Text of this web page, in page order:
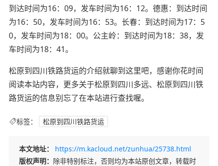
到达时间为16：09，发车时间为16：12。德惠：到达时间
为16：50，发车时间为16：53。长春：到达时间为17：5
0，发车时间为18：00。公主岭：到达时间为18：38，发
车时间为18：41。
松原到四川铁路货运的介绍就聊到这里吧，感谢你花时间
阅读本站内容，更多关于松原到四川多远、松原到四川铁
路货运的信息别忘了在本站进行查找喔。
标签： 松原到四川铁路货运
本文地址：
https://m.kacloud.net/zunhua/25738.html
版权声明： 除非特别标注，否则均为本站原创文章，转载时